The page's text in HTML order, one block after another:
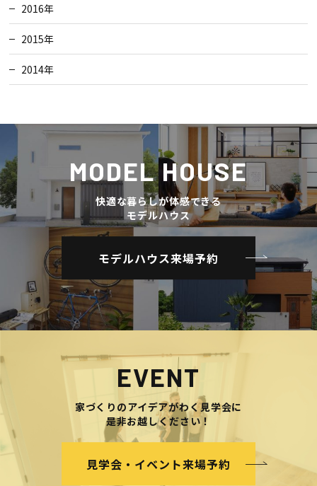
2016年
2015年
2014年
MODEL HOUSE
快適な暮らしが体感できる
モデルハウス
モデルハウス来場予約
EVENT
家づくりのアイデアがわく見学会に
是非お越しください！
見学会・イベント来場予約